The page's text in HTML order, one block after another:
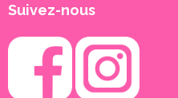
Suivez-nous